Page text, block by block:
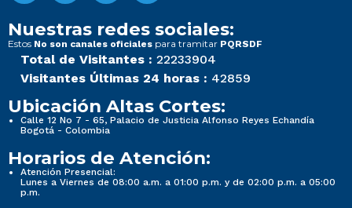
Nuestras redes sociales:
Estos No son canales oficiales para tramitar PQRSDF
Total de Visitantes : 22233904
Visitantes Últimas 24 horas : 42859
Ubicación Altas Cortes:
Calle 12 No 7 - 65, Palacio de Justicia Alfonso Reyes Echandía
Bogotá - Colombia
Horarios de Atención:
Atención Presencial:
Lunes a Viernes de 08:00 a.m. a 01:00 p.m. y de 02:00 p.m. a 05:00
p.m.